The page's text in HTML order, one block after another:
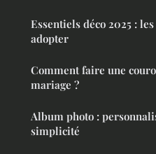
Essentiels déco 2025 :
adopter
Comment faire une
mariage ?
Album photo :
simplicité